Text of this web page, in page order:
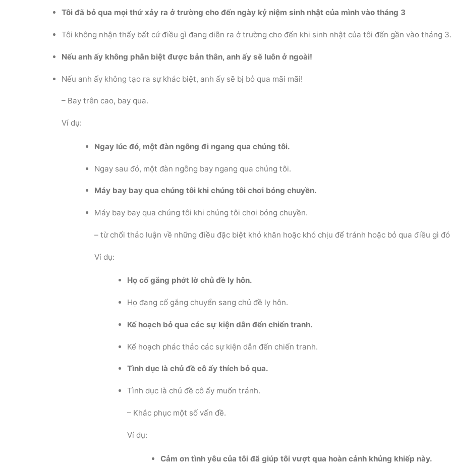
Tôi đã bỏ qua mọi thứ xảy ra ở trường cho đến ngày kỷ niệm sinh nhật của mình vào tháng 3
Tôi không nhận thấy bất cứ điều gì đang diễn ra ở trường cho đến khi sinh nhật của tôi đến gần vào tháng 3.
Nếu anh ấy không phân biệt được bản thân, anh ấy sẽ luôn ở ngoài!
Nếu anh ấy không tạo ra sự khác biệt, anh ấy sẽ bị bỏ qua mãi mãi!
– Bay trên cao, bay qua.
Ví dụ:
Ngay lúc đó, một đàn ngỗng đi ngang qua chúng tôi.
Ngay sau đó, một đàn ngỗng bay ngang qua chúng tôi.
Máy bay bay qua chúng tôi khi chúng tôi chơi bóng chuyền.
Máy bay bay qua chúng tôi khi chúng tôi chơi bóng chuyền.
– từ chối thảo luận về những điều đặc biệt khó khăn hoặc khó chịu để tránh hoặc bỏ qua điều gì đó
Ví dụ:
Họ cố gắng phớt lờ chủ đề ly hôn.
Họ đang cố gắng chuyển sang chủ đề ly hôn.
Kế hoạch bỏ qua các sự kiện dẫn đến chiến tranh.
Kế hoạch phác thảo các sự kiện dẫn đến chiến tranh.
Tình dục là chủ đề cô ấy thích bỏ qua.
Tình dục là chủ đề cô ấy muốn tránh.
– Khắc phục một số vấn đề.
Ví dụ:
Cảm ơn tình yêu của tôi đã giúp tôi vượt qua hoàn cảnh khủng khiếp này.